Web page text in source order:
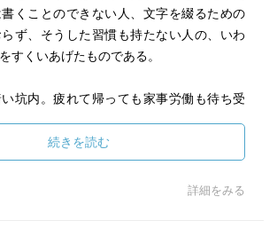
くことのできない人、文字を綴るための
ず、そうした習慣も持たない人の、いわ
すくいあげたものである。
坑内。疲れて帰っても家事労働も待ち受
で大黒柱を失って、女系家族で各地の炭鉱
いる。禁忌もさまざまあり、生理の時に
たそうである（そうでなくても身体がき
ときには休みたいものだというが）。
続きを読む
詳細をみる